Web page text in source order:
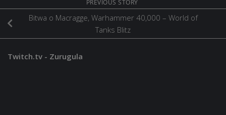
PREVIOUS STORY
Bitwa o Macragge, Warhammer 40,000 – World of
Tanks Blitz
Twitch.tv - Zurugula